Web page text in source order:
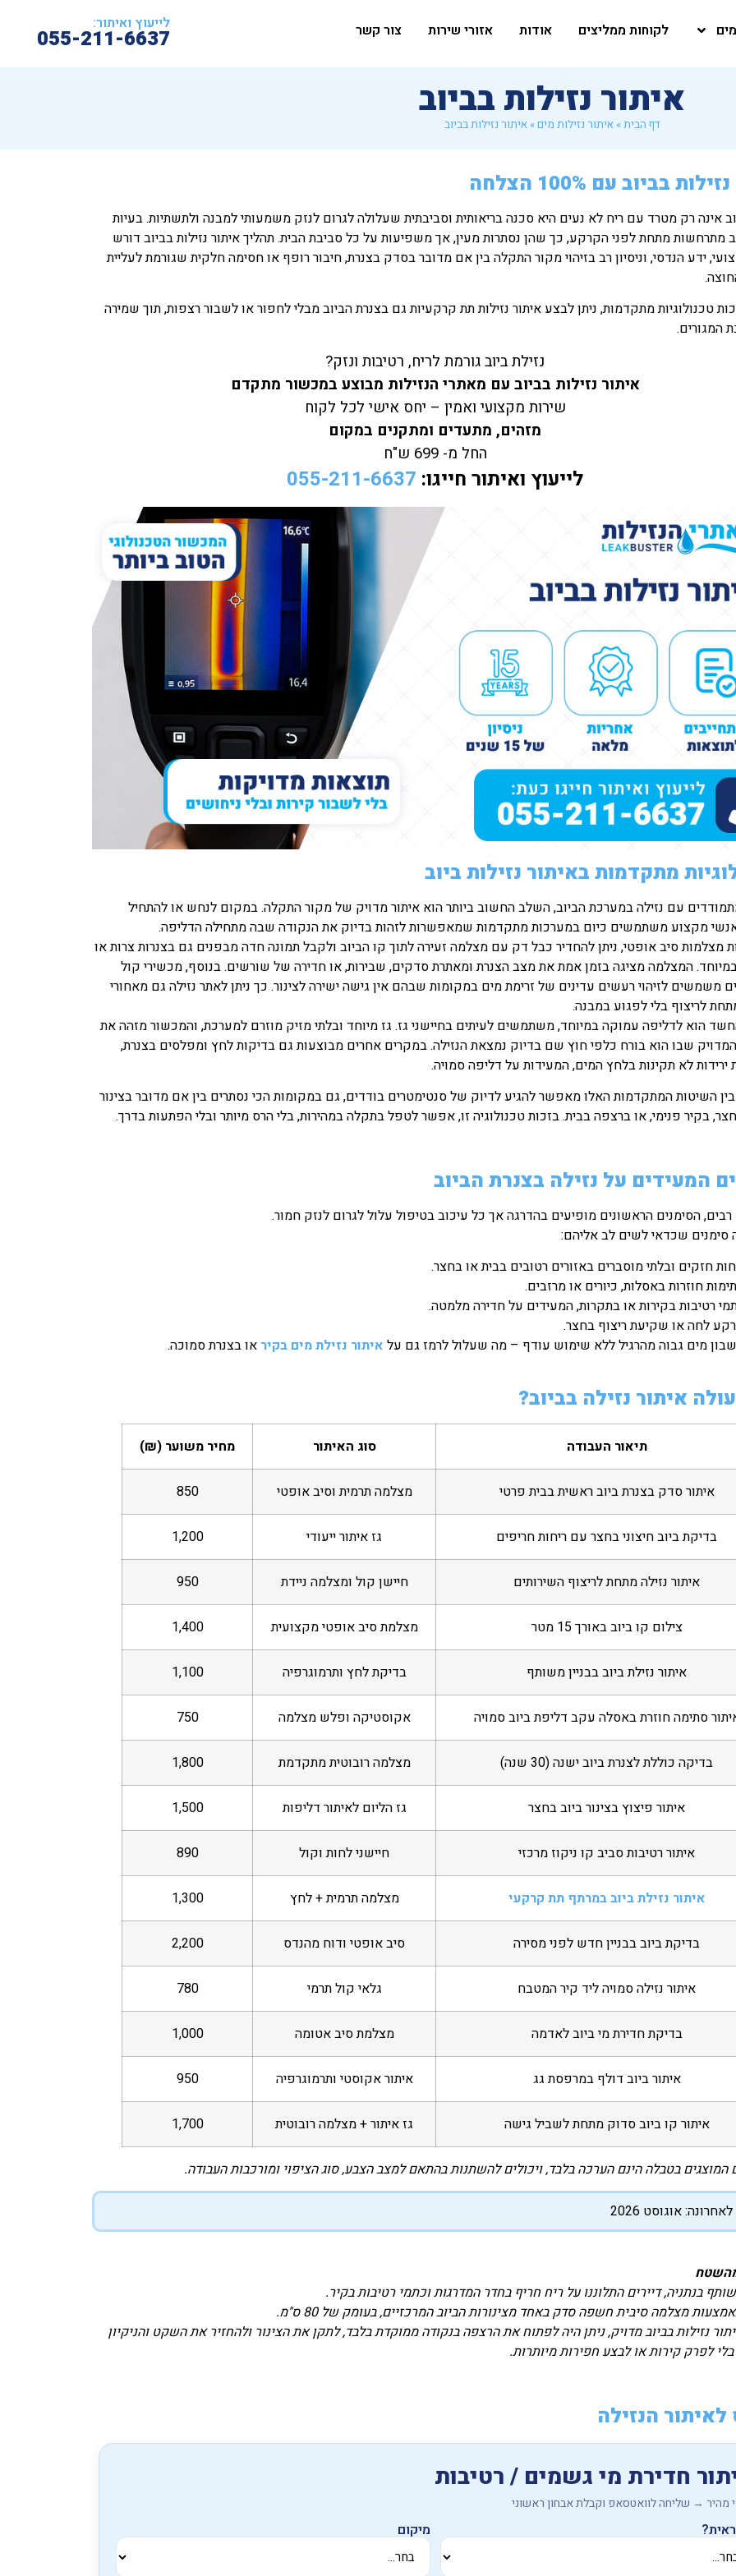
לקוחות ממליצים אודות אזורי שירות צור קשר לייעוץ ואיתור:
055-211-6637
איתור נזילות בביוב
דף הבית»איתור נזילות מים»איתור נזילות בביוב
בביוב עם 100% הצלחה
אינה רק מטרד עם ריח לא נעים היא סכנה בריאותית וסביבתית שעלולה לגרום לנזק משמעותי למבנה ולתשתיות. בעיות
מתרחשות מתחת לפני הקרקע, כך שהן נסתרות מעין, אך משפיעות על כל סביבת הבית. תהליך איתור נזילות בביוב דורש
ידע הנדסי, וניסיון רב בזיהוי מקור התקלה בין אם מדובר בסדק בצנרת, חיבור רופף או חסימה חלקית שגורמת לעליית
טכנולוגיות מתקדמות, ניתן לבצע איתור נזילות תת קרקעיות גם בצנרת הביוב מבלי לחפור או לשבור רצפות, תוך שמירה
המגורים.
נזילת ביוב גורמת לריח, רטיבות ונזק?
איתור נזילות בביוב עם מאתרי הנזילות מבוצע במכשור מתקדם
שירות מקצועי ואמין – יחס אישי לכל לקוח
מזהים, מתעדים ומתקנים במקום
החל מ- 699 ש"ח
לייעוץ ואיתור חייגו: 055-211-6637
מתקדמות באיתור נזילות ביוב
עם נזילה במערכת הביוב, השלב החשוב ביותר הוא איתור מדויק של מקור התקלה. במקום לנחש או להתחיל
מקצוע משתמשים כיום במערכות מתקדמות שמאפשרות לזהות בדיוק את הנקודה שבה מתחילה הדליפה.
מצלמות סיב אופטי, ניתן להחדיר כבל דק עם מצלמה זעירה לתוך קו הביוב ולקבל תמונה חדה מבפנים גם בצנרות צרות או
המצלמה מציגה בזמן אמת את מצב הצנרת ומאתרת סדקים, שבירות, או חדירה של שורשים. בנוסף, מכשירי קול
משמשים לזיהוי רעשים עדינים של זרימת מים במקומות שבהם אין גישה ישירה לצינור. כך ניתן לאתר נזילה גם מאחורי
לריצוף בלי לפגוע במבנה.
הוא לדליפה עמוקה במיוחד, משתמשים לעיתים בחיישני גז. גז מיוחד ובלתי מזיק מוזרם למערכת, והמכשור מזהה את
שבו הוא בורח כלפי חוץ שם בדיוק נמצאת הנזילה. במקרים אחרים מבוצעות גם בדיקות לחץ ומפלסים בצנרת,
ירידות לא תקינות בלחץ המים, המעידות על דליפה סמויה.
השיטות המתקדמות האלו מאפשר להגיע לדיוק של סנטימטרים בודדים, גם במקומות הכי נסתרים בין אם מדובר בצינור
בקיר פנימי, או ברצפה בבית. בזכות טכנולוגיה זו, אפשר לטפל בתקלה במהירות, בלי הרס מיותר ובלי הפתעות בדרך.
המעידים על נזילה בצנרת הביוב
הסימנים הראשונים מופיעים בהדרגה אך כל עיכוב בטיפול עלול לגרום לנזק חמור.
סימנים שכדאי לשים לב אליהם:
חזקים ובלתי מוסברים באזורים רטובים בבית או בחצר.
חוזרות באסלות, כיורים או מרזבים.
רטיבות בקירות או בתקרות, המעידים על חדירה מלמטה.
לחה או שקיעת ריצוף בחצר.
מים גבוה מהרגיל ללא שימוש עודף – מה שעלול לרמז גם על איתור נזילת מים בקיר או בצנרת סמוכה.
איתור נזילה בביוב?
תיאור העבודה סוג האיתור מחיר משוער (₪)
איתור סדק בצנרת ביוב ראשית בבית פרטי מצלמה תרמית וסיב אופטי 850
בדיקת ביוב חיצוני בחצר עם ריחות חריפים גז איתור ייעודי 1,200
איתור נזילה מתחת לריצוף השירותים חיישן קול ומצלמה ניידת 950
צילום קו ביוב באורך 15 מטר מצלמת סיב אופטי מקצועית 1,400
איתור נזילת ביוב בבניין משותף בדיקת לחץ ותרמוגרפיה 1,100
סתימה חוזרת באסלה עקב דליפת ביוב סמויה אקוסטיקה ופלש מצלמה 750
בדיקה כוללת לצנרת ביוב ישנה (30 שנה) מצלמה רובוטית מתקדמת 1,800
איתור פיצוץ בצינור ביוב בחצר גז הליום לאיתור דליפות 1,500
איתור רטיבות סביב קו ניקוז מרכזי חיישני לחות וקול 890
איתור נזילת ביוב במרתף תת קרקעי מצלמה תרמית + לחץ 1,300
בדיקת ביוב בבניין חדש לפני מסירה סיב אופטי ודוח מהנדס 2,200
איתור נזילה סמויה ליד קיר המטבח גלאי קול תרמי 780
בדיקת חדירת מי ביוב לאדמה מצלמת סיב אטומה 1,000
איתור ביוב דולף במרפסת גג איתור אקוסטי ותרמוגרפיה 950
איתור קו ביוב סדוק מתחת לשביל גישה גז איתור + מצלמה רובוטית 1,700
המוצגים בטבלה הינם הערכה בלבד, ויכולים להשתנות בהתאם למצב הצבע, סוג הציפוי ומורכבות העבודה.
אוגוסט 2026
בנתניה, דיירים התלוננו על ריח חריף בחדר המדרגות וכתמי רטיבות בקיר.
מצלמה סיבית חשפה סדק באחד מצינורות הביוב המרכזיים, בעומק של 80 ס"מ.
נזילות בביוב מדויק, ניתן היה לפתוח את הרצפה בנקודה ממוקדת בלבד, לתקן את הצינור ולהחזיר את השקט והניקיון
לפרק קירות או לבצע חפירות מיותרות.
הנזילה
חדירת מי גשמים / רטיבות
מהיר → שליחה לוואטסאפ וקבלת אבחון ראשוני
מיקום